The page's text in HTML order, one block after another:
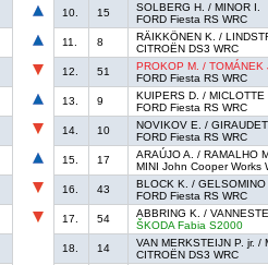
10.
15
SOLBERG H. / MINOR I.
FORD Fiesta RS WRC
11.
8
RÄIKKÖNEN K. /
CITROËN DS3 WRC
12.
51
PROKOP M. / TOMÁNEK
FORD Fiesta RS WRC
13.
9
KUIPERS D. / MICLOTTE
FORD Fiesta RS WRC
14.
10
NOVIKOV E. /
FORD Fiesta RS WRC
15.
17
ARAÚJO A. / RAMALHO
MINI John Cooper Works
16.
43
BLOCK K. / GELSOMINO
FORD Fiesta RS WRC
17.
54
ABBRING K. /
ŠKODA Fabia S2000
18.
14
VAN MERKSTEIJN P. jr. /
CITROËN DS3 WRC